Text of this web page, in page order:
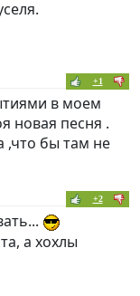
+1
в моем
новая песня .
,что бы там не
+2
а хохлы